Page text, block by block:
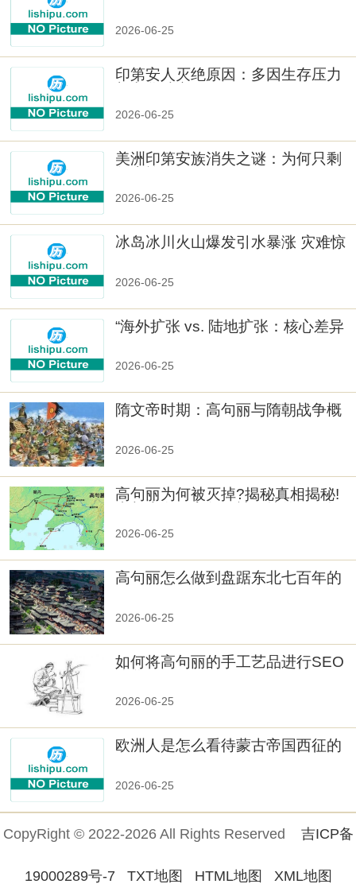
2026-06-25
印第安人灭绝原因：多因生存压力
2026-06-25
美洲印第安族消失之谜：为何只剩
2026-06-25
冰岛冰川火山爆发引水暴涨 灾难惊
2026-06-25
“海外扩张 vs. 陆地扩张：核心差异
2026-06-25
隋文帝时期：高句丽与隋朝战争概
2026-06-25
高句丽为何被灭掉?揭秘真相揭秘!
2026-06-25
高句丽怎么做到盘踞东北七百年的
2026-06-25
如何将高句丽的手工艺品进行SEO
2026-06-25
欧洲人是怎么看待蒙古帝国西征的
2026-06-25
CopyRight © 2022-2026 All Rights Reserved 吉ICP备
19000289号-7 TXT地图 HTML地图 XML地图